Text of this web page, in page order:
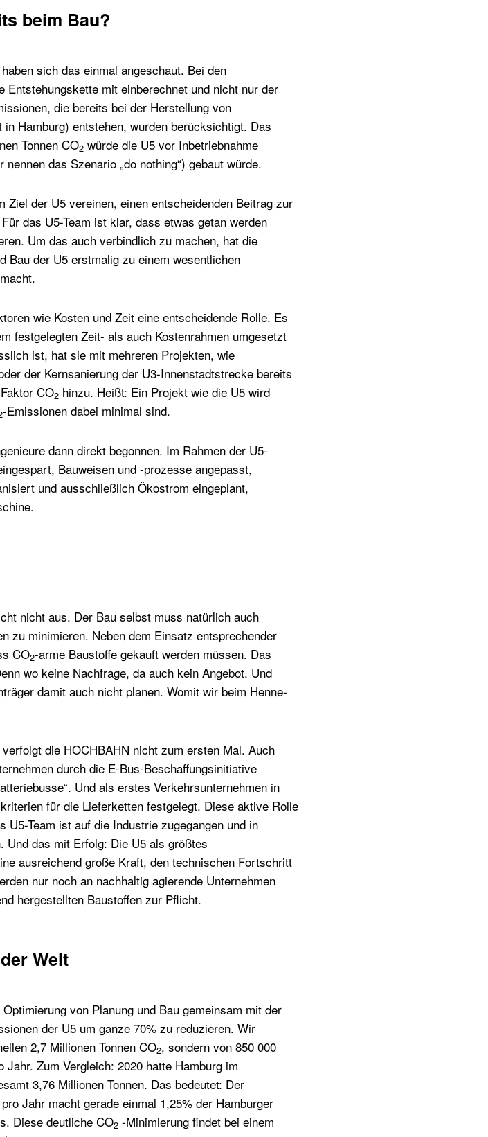
beim Bau?
sich das einmal angeschaut. Bei den
mit einberechnet und nicht nur der
die bereits bei der Herstellung von
Hamburg) entstehen, wurden berücksichtigt. Das
Tonnen CO2 würde die U5 vor Inbetriebnahme
das Szenario „do nothing“) gebaut würde.
der U5 vereinen, einen entscheidenden Beitrag zur
das U5-Team ist klar, dass etwas getan werden
Um das auch verbindlich zu machen, hat die
Bau der U5 erstmalig zu einem wesentlichen
wie Kosten und Zeit eine entscheidende Rolle. Es
festgelegten Zeit- als auch Kostenrahmen umgesetzt
ist, hat sie mit mehreren Projekten, wie
der Kernsanierung der U3-Innenstadtstrecke bereits
CO2 hinzu. Heißt: Ein Projekt wie die U5 wird
-Emissionen dabei minimal sind.
dann direkt begonnen. Im Rahmen der U5-
Bauweisen und -prozesse angepasst,
und ausschließlich Ökostrom eingeplant,
nicht aus. Der Bau selbst muss natürlich auch
zu minimieren. Neben dem Einsatz entsprechender
CO2-arme Baustoffe gekauft werden müssen. Das
wo keine Nachfrage, da auch kein Angebot. Und
damit auch nicht planen. Womit wir beim Henne-
die HOCHBAHN nicht zum ersten Mal. Auch
durch die E-Bus-Beschaffungsinitiative
Und als erstes Verkehrsunternehmen in
für die Lieferketten festgelegt. Diese aktive Rolle
Team ist auf die Industrie zugegangen und in
Und das mit Erfolg: Die U5 als größtes
ausreichend große Kraft, den technischen Fortschritt
nur noch an nachhaltig agierende Unternehmen
hergestellten Baustoffen zur Pflicht.
Welt
von Planung und Bau gemeinsam mit der
der U5 um ganze 70% zu reduzieren. Wir
2,7 Millionen Tonnen CO2, sondern von 850 000
Jahr. Zum Vergleich: 2020 hatte Hamburg im
3,76 Millionen Tonnen. Das bedeutet: Der
Jahr macht gerade einmal 1,25% der Hamburger
Diese deutliche CO2 -Minimierung findet bei einem